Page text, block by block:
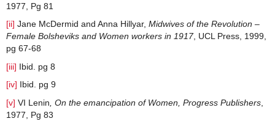
1977, Pg 81
[ii] Jane McDermid and Anna Hillyar, Midwives of the Revolution –
Female Bolsheviks and Women workers in 1917, UCL Press, 1999,
pg 67-68
[iii] Ibid. pg 8
[iv] Ibid. pg 9
[v] VI Lenin , On the emancipation of Women, Progress Publishers
1977, Pg 83